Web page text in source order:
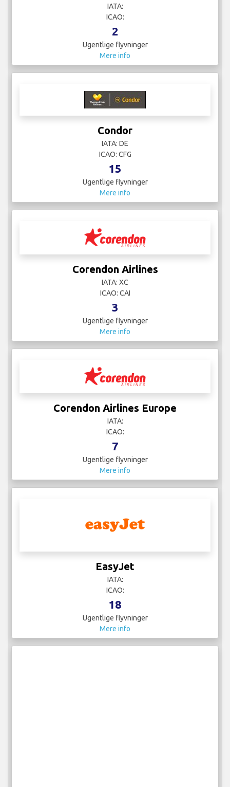
IATA:
ICAO:
2
Ugentlige flyvninger
Mere info
Condor
IATA: DE
ICAO: CFG
15
Ugentlige flyvninger
Mere info
Corendon Airlines
IATA: XC
ICAO: CAI
3
Ugentlige flyvninger
Mere info
Corendon Airlines Europe
IATA:
ICAO:
7
Ugentlige flyvninger
Mere info
EasyJet
IATA:
ICAO:
18
Ugentlige flyvninger
Mere info